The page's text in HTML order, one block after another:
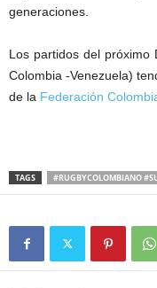
generaciones.
Los partidos del próximo
Colombia -Venezuela)
de la Federación
TAGS #RUGBYCOLOMBIANO